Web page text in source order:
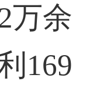
万余
169